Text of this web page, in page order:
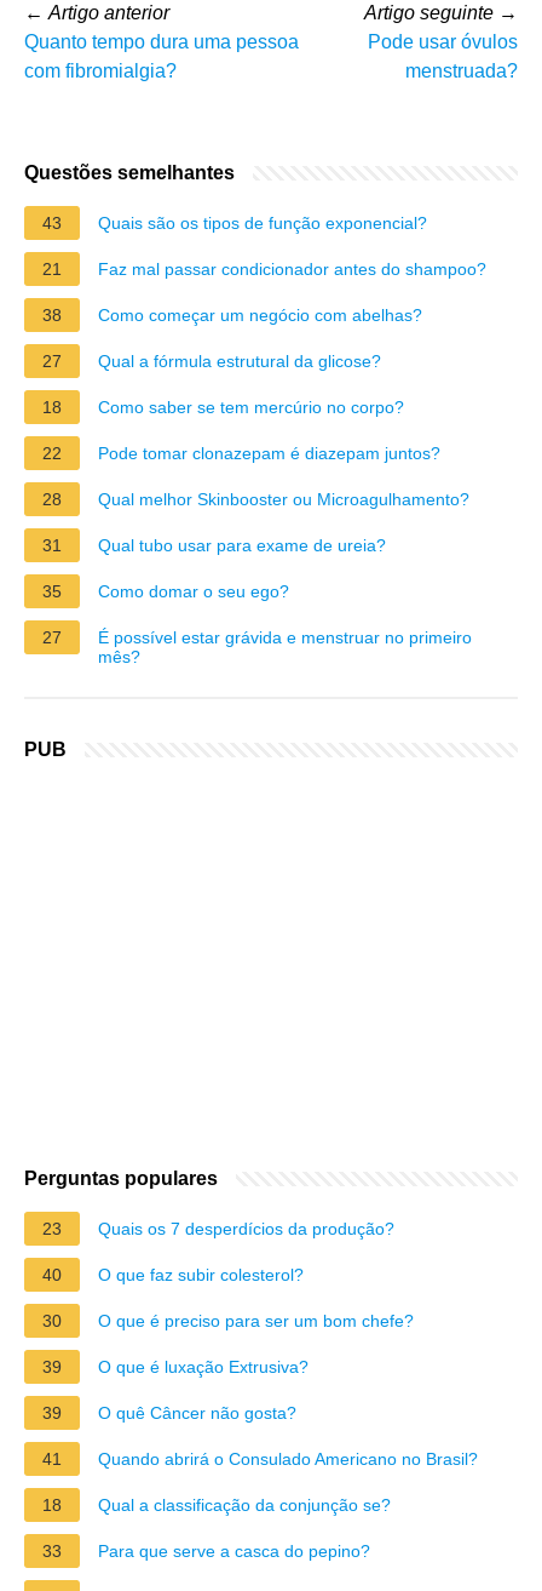
← Artigo anterior
Quanto tempo dura uma pessoa
com fibromialgia?
Artigo seguinte →
Pode usar óvulos
menstruada?
Questões semelhantes
43 Quais são os tipos de função exponencial?
21 Faz mal passar condicionador antes do shampoo?
38 Como começar um negócio com abelhas?
27 Qual a fórmula estrutural da glicose?
18 Como saber se tem mercúrio no corpo?
22 Pode tomar clonazepam é diazepam juntos?
28 Qual melhor Skinbooster ou Microagulhamento?
31 Qual tubo usar para exame de ureia?
35 Como domar o seu ego?
27
É possível estar grávida e menstruar no primeiro
mês?
PUB
Perguntas populares
23 Quais os 7 desperdícios da produção?
40 O que faz subir colesterol?
30 O que é preciso para ser um bom chefe?
39 O que é luxação Extrusiva?
39 O quê Câncer não gosta?
41 Quando abrirá o Consulado Americano no Brasil?
18 Qual a classificação da conjunção se?
33 Para que serve a casca do pepino?